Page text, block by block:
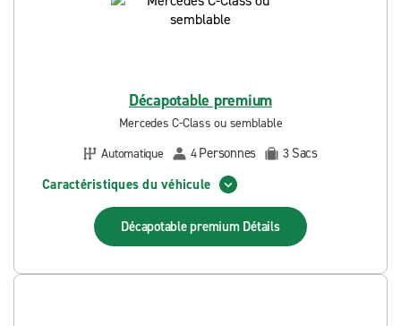
Décapotable premium
Mercedes C-Class ou semblable
Automatique
4Personnes 3 Sacs
Caractéristiques du véhicule
Décapotable premium Détails